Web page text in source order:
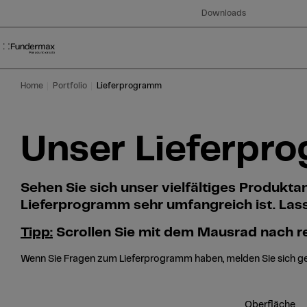
Downloads
Home Portfolio Lieferprogramm
Unser
Sehen Sie sich unser vielfältiges
Lieferprogramm sehr umfangreich ist.
Tipp: Scrollen Sie mit dem Mausrad nach
Wenn Sie Fragen zum Lieferprogramm haben, melden Sie sich
Oberfläche